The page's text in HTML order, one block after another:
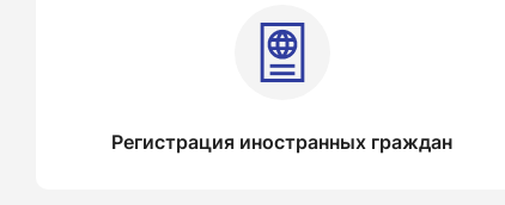
Регистрация иностранных граждан